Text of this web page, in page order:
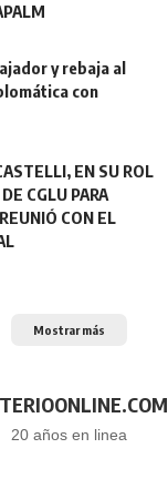
y rebaja al
con
EN SU ROL
CGLU PARA
CON EL
Mostrar más
20 años en linea